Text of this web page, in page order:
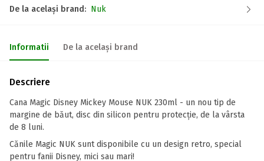
De la același brand: Nuk
Informatii De la același brand
Descriere
Cana Magic Disney Mickey Mouse NUK 230ml - un nou tip de
margine de băut, disc din silicon pentru protecție, de la vârsta
de 8 luni.
Cănile Magic NUK sunt disponibile cu un design retro, special
pentru fanii Disney, mici sau mari!